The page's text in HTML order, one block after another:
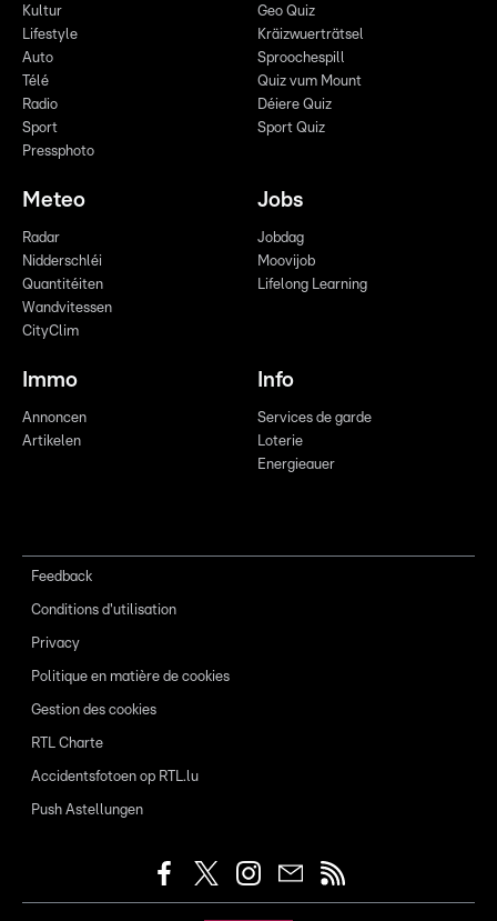
Kultur
Lifestyle
Auto
Télé
Radio
Sport
Pressphoto
Geo Quiz
Kräizwuerträtsel
Sproochespill
Quiz vum Mount
Déiere Quiz
Sport Quiz
Meteo
Radar
Nidderschléi
Quantitéiten
Wandvitessen
CityClim
Jobs
Jobdag
Moovijob
Lifelong Learning
Immo
Annoncen
Artikelen
Info
Services de garde
Loterie
Energieauer
Feedback
Conditions d'utilisation
Privacy
Politique en matière de cookies
Gestion des cookies
RTL Charte
Accidentsfotoen op RTL.lu
Push Astellungen